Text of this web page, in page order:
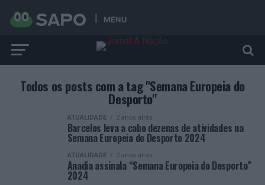
MENU
Todos os posts com a tag "Semana Europeia do
Desporto"
ATUALIDADE 2 anos atrás
Barcelos leva a cabo dezenas de atividades na
Semana Europeia do Desporto 2024
ATUALIDADE 2 anos atrás
Anadia assinala “Semana Europeia do Desporto”
2024